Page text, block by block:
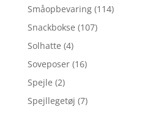
Småopbevaring (114)
Snackbokse (107)
Solhatte (4)
Soveposer (16)
Spejle (2)
Spejllegetøj (7)